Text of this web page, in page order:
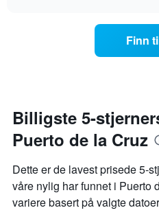
gjennomsnittsprisen
et
denne
helgen
funnet
de
oppholdet
Diagrammets
1
X-
viser
antall
dager
Finn
Billigste 5-
Puerto de la Cruz
Dette er de lavest prisede 5-
våre nylig har funnet i Puerto
variere basert på valgte